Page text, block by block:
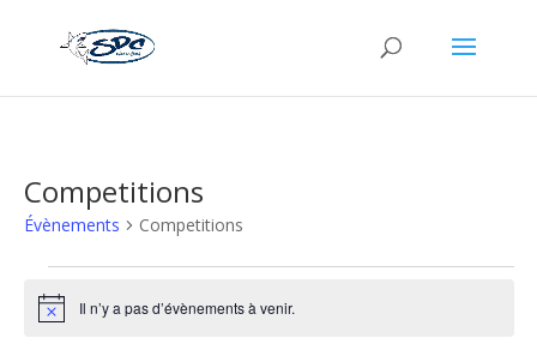
Competitions
Évènements Competitions
Évènements
for
Notice Il n’y a pas d’évènements à venir.